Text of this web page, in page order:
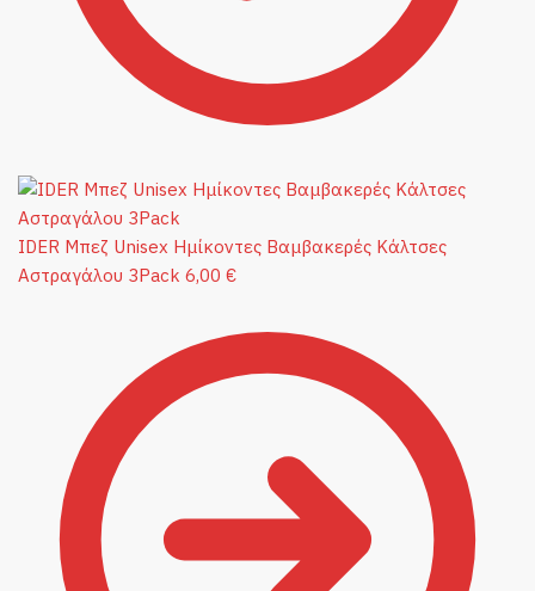
IDER Μπεζ Unisex Ημίκοντες Βαμβακερές Κάλτσες
Αστραγάλου 3Pack 6,00 €